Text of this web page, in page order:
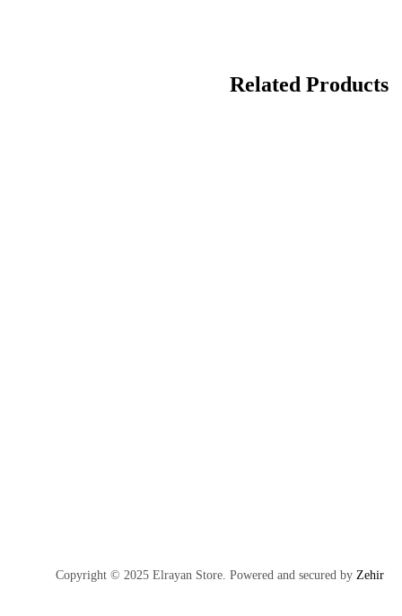
Related Products
Copyright © 2025 Elrayan Store. Powered and secured by Zehir